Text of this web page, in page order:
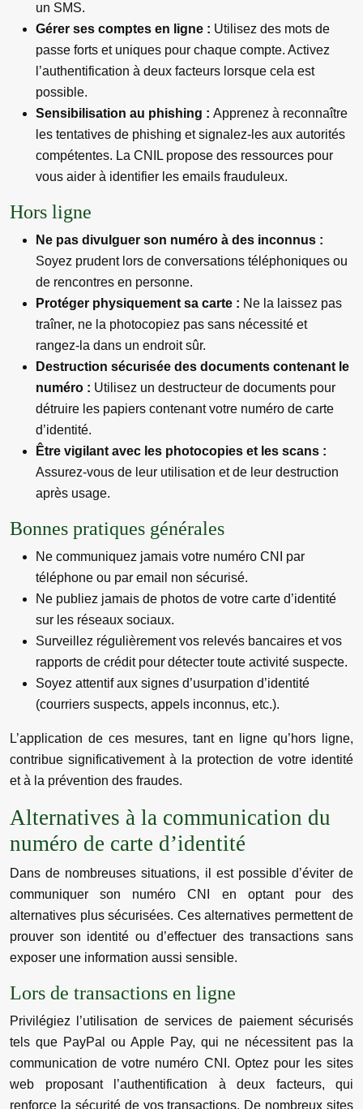
un SMS.
Gérer ses comptes en ligne : Utilisez des mots de
passe forts et uniques pour chaque compte. Activez
l’authentification à deux facteurs lorsque cela est
possible.
Sensibilisation au phishing : Apprenez à reconnaître
les tentatives de phishing et signalez-les aux autorités
compétentes. La CNIL propose des ressources pour
vous aider à identifier les emails frauduleux.
Hors ligne
Ne pas divulguer son numéro à des inconnus :
Soyez prudent lors de conversations téléphoniques ou
de rencontres en personne.
Protéger physiquement sa carte : Ne la laissez pas
traîner, ne la photocopiez pas sans nécessité et
rangez-la dans un endroit sûr.
Destruction sécurisée des documents contenant le
numéro : Utilisez un destructeur de documents pour
détruire les papiers contenant votre numéro de carte
d’identité.
Être vigilant avec les photocopies et les scans :
Assurez-vous de leur utilisation et de leur destruction
après usage.
Bonnes pratiques générales
Ne communiquez jamais votre numéro CNI par
téléphone ou par email non sécurisé.
Ne publiez jamais de photos de votre carte d’identité
sur les réseaux sociaux.
Surveillez régulièrement vos relevés bancaires et vos
rapports de crédit pour détecter toute activité suspecte.
Soyez attentif aux signes d’usurpation d’identité
(courriers suspects, appels inconnus, etc.).
L’application de ces mesures, tant en ligne qu’hors ligne,
contribue significativement à la protection de votre identité
et à la prévention des fraudes.
Alternatives à la communication du
numéro de carte d’identité
Dans de nombreuses situations, il est possible d’éviter de
communiquer son numéro CNI en optant pour des
alternatives plus sécurisées. Ces alternatives permettent de
prouver son identité ou d’effectuer des transactions sans
exposer une information aussi sensible.
Lors de transactions en ligne
Privilégiez l’utilisation de services de paiement sécurisés
tels que PayPal ou Apple Pay, qui ne nécessitent pas la
communication de votre numéro CNI. Optez pour les sites
web proposant l’authentification à deux facteurs, qui
renforce la sécurité de vos transactions. De nombreux sites